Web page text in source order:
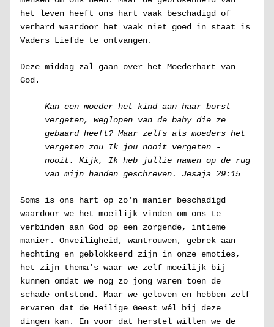
het leven heeft ons hart vaak beschadigd of
verhard waardoor het vaak niet goed in staat is
Vaders Liefde te ontvangen.
Deze middag zal gaan over het Moederhart van
God.
Kan een moeder het kind aan haar borst
vergeten, weglopen van de baby die ze
gebaard heeft? Maar zelfs als moeders het
vergeten zou Ik jou nooit vergeten -
nooit. Kijk, Ik heb jullie namen op de rug
van mijn handen geschreven. Jesaja 29:15
Soms is ons hart op zo'n manier beschadigd
waardoor we het moeilijk vinden om ons te
verbinden aan God op een zorgende, intieme
manier. Onveiligheid, wantrouwen, gebrek aan
hechting en geblokkeerd zijn in onze emoties,
het zijn thema's waar we zelf moeilijk bij
kunnen omdat we nog zo jong waren toen de
schade ontstond. Maar we geloven en hebben zelf
ervaren dat de Heilige Geest wél bij deze
dingen kan. En voor dat herstel willen we de